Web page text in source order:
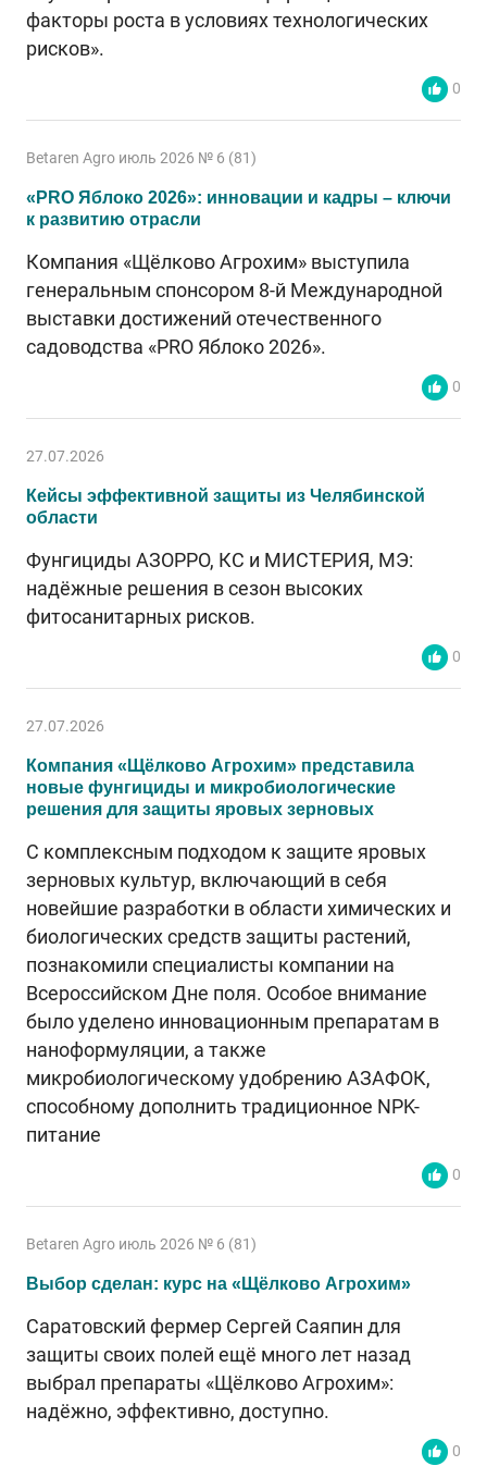
факторы роста в условиях технологических
рисков».
0
Betaren Agro июль 2026 № 6 (81)
«PRO Яблоко 2026»: инновации и кадры – ключи
к развитию отрасли
Компания «Щёлково Агрохим» выступила
генеральным спонсором 8-й Международной
выставки достижений отечественного
садоводства «PRO Яблоко 2026».
0
27.07.2026
Кейсы эффективной защиты из Челябинской
области
Фунгициды АЗОРРО, КС и МИСТЕРИЯ, МЭ:
надёжные решения в сезон высоких
фитосанитарных рисков.
0
27.07.2026
Компания «Щёлково Агрохим» представила
новые фунгициды и микробиологические
решения для защиты яровых зерновых
С комплексным подходом к защите яровых
зерновых культур, включающий в себя
новейшие разработки в области химических и
биологических средств защиты растений,
познакомили специалисты компании на
Всероссийском Дне поля. Особое внимание
было уделено инновационным препаратам в
наноформуляции, а также
микробиологическому удобрению АЗАФОК,
способному дополнить традиционное NPK-
питание
0
Betaren Agro июль 2026 № 6 (81)
Выбор сделан: курс на «Щёлково Агрохим»
Саратовский фермер Сергей Саяпин для
защиты своих полей ещё много лет назад
выбрал препараты «Щёлково Агрохим»:
надёжно, эффективно, доступно.
0